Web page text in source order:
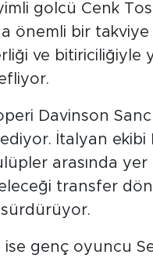
golcü Cenk
önemli bir
ve bitiriciliğiyle
Davinson
İtalyan ekibi
arasında yer
transfer
sürdürüyor.
genç oyuncu